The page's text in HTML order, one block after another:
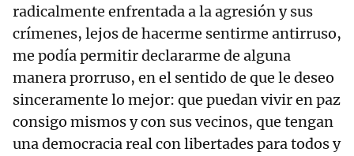
radicalmente enfrentada a la agresión y sus
crímenes, lejos de hacerme sentirme antirruso,
me podía permitir declararme de alguna
manera prorruso, en el sentido de que le deseo
sinceramente lo mejor: que puedan vivir en paz
consigo mismos y con sus vecinos, que tengan
una democracia real con libertades para todos y